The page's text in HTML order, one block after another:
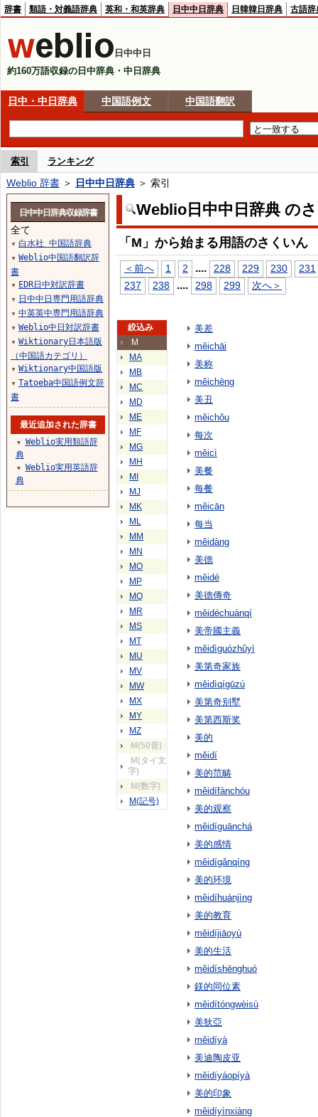
辞書 類語・対義語辞典 英和・和英辞典 日中中日辞典 日韓韓日辞典 古語辞
日中中日
約160万語収録の日中辞典・中日辞典
日中・中日辞典 中国語例文 中国語翻訳
索引 ランキング
Weblio 辞書 ＞ 日中中日辞典 ＞ 索引
Weblio日中中日辞典 の
「M」から始まる用語のさくいん
＜前へ 1 2 .... 228 229 230
231
237
238 .... 298 299 次へ＞
絞込み
M
MA
MB
MC
MD
ME
MF
MG
MH
MI
MJ
MK
ML
MM
MN
MO
MP
MQ
MR
MS
MT
MU
MV
MW
MX
MY
MZ
M(50音)
M(タイ文
字)
M(数字)
M(記号)
美差
měichāi
美称
měichēng
美丑
měichǒu
每次
měicì
美餐
每餐
měicān
每当
měidàng
美德
měidé
美德傳奇
měidéchuánqí
美帝國主義
měidìguózhǔyì
美第奇家族
měidìqígūzú
美第奇别墅
美第西斯奖
美的
měidí
美的范畴
měidífànchóu
美的观察
měidíguānchá
美的感情
měidígǎnqíng
美的环境
měidíhuánjìng
美的教育
měidíjiāoyù
美的生活
měidíshēnghuó
鎂的同位素
měidítóngwèisù
美狄亞
měidíyà
美迪陶皮亚
měidíyáopíyà
美的印象
měidíyìnxiàng
日中中日辞典収録辞書
全て
▼ 白水社 中国語辞典
▼ Weblio中国語翻訳辞
書
▼ EDR日中対訳辞書
▼ 日中中日専門用語辞典
▼ 中英英中専門用語辞典
▼ Weblio中日対訳辞書
▼ Wiktionary日本語版
（中国語カテゴリ）
▼ Wiktionary中国語版
▼ Tatoeba中国語例文辞
書
最近追加された辞書
▼
Weblio実用類語辞
典
▼
Weblio実用英語辞
典